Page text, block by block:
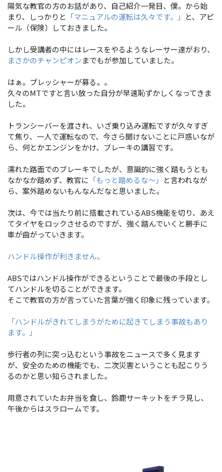
陽気な教官の方のお話があり、自己紹介一発目、僕。から始
まり、しっかりと 「マニュアルの運転は久々です。」
と、アピ
ール（保険）しておきました。
しかし受講者の中にはレースをやるようなレーサー達がおり、
まさかのチャンピオンまでもが参加していました。
はぁ。プレッシャーが募る。。
久々のMTですと言い放った自分が早速恥ずかしくなってきま
した。
トランシーバーを渡され、いざ乗り込み運転ですが久々すぎ
て焦り、一人で運転なので、今さら聞けないことに戸惑いなが
ら、何とかエンジンをかけ、ブレーキの講習です。
濡れた路面でのブレーキでしたが、意識的に強く踏もうとも
なかなか踏めず、教官に 「もっと踏めるな～」
と言われなが
ら、案外踏めないもんなんだなと思いました。
次は、今では当たり前に搭載されているABS機能を切り、あえ
てタイヤをロックさせるのですが、強く踏んでいくと勝手に
車が曲がっていきます。
ハンドル操作が利きません。
ABSではハンドル操作ができるということで最後の手段とし
てハンドルを切ることができます。
そこで教官の方が言っていた言葉が強く印象に残っています。
「ハンドルがきれてしまうがために起きてしまう事故もあり
ます。」
歩行者の列に突っ込むという事故をニュースで多く見ます
が、安全のための機能でも、二次災害ということも起こりう
るのかと思い知らされました。
用意されていたお弁当を食し、鈴鹿サーキットをチラ見し、
午後からはスラロームです。